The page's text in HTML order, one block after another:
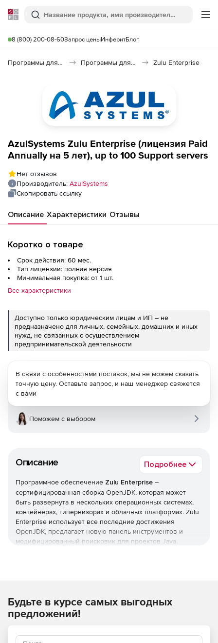
Softline
Поиск
8 (800) 200-08-60Запрос ценыИнферитБлог
Программы для программирования Программы для разработки ПО Zulu Enterprise
AzulSystems Zulu Enterprise (лицензия Paid
Annually на 5 лет), up to 100 Support servers
Нет отзывов
Производитель: AzulSystems
Скопировать ссылку
Описание Характеристики Отзывы
Коротко о товаре
Срок действия: 60 мес.
Тип лицензии: полная версия
Минимальная покупка: от 1 шт.
Все характеристики
Доступно только юридическим лицам и ИП – не
предназначено для личных, семейных, домашних и иных
нужд, не связанных с осуществлением
предпринимательской деятельности
Описание Подробнее
Программное обеспечение Zulu Enterprise –
сертифицированная сборка OpenJDK, которая может
быть развернута в нескольких операционных системах,
контейнерах, гипервизорах и облачных платформах. Zulu
Enterprise использует все последние достижения
OpenJDK, предлагает новую панель инструментов и
модифицированный поисковик для проектов Java.
Основные характеристики:
Поддерживаемые платформы: Windows, Linux, MacOS,
В связи с особенностями поставок, мы не можем сказать
точную цену. Оставьте запрос, и наш менеджер свяжется
с вами
Поможем с выбором
Будьте в курсе самых выгодных
предложений!